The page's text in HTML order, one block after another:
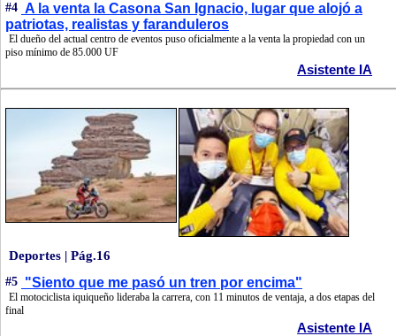
#4 A la venta la Casona San Ignacio, lugar que alojó a
patriotas, realistas y faranduleros
El dueño del actual centro de eventos puso oficialmente a la venta la propiedad con un
piso mínimo de 85.000 UF
Asistente IA
Deportes | Pág.16
#5 "Siento que me pasó un tren por encima"
El motociclista iquiqueño lideraba la carrera, con 11 minutos de ventaja, a dos etapas del
final
Asistente IA